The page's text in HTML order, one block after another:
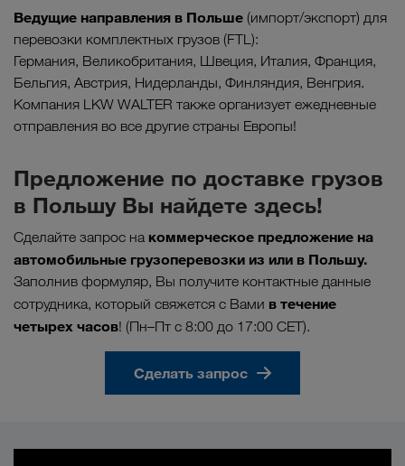
Ведущие направления в Польше (импорт/экспорт) для
перевозки комплектных грузов (FTL):
Германия, Великобритания, Швеция, Италия, Франция,
Бельгия, Австрия, Нидерланды, Финляндия, Венгрия.
Компания LKW WALTER также организует ежедневные
отправления во все другие страны Европы!
Предложение по доставке грузов
в Польшу Вы найдете здесь!
Сделайте запрос на коммерческое предложение на
автомобильные грузоперевозки из или в Польшу.
Заполнив формуляр, Вы получите контактные данные
сотрудника, который свяжется с Вами в течение
четырех часов! (Пн–Пт с 8:00 до 17:00 CET).
Сделать запрос